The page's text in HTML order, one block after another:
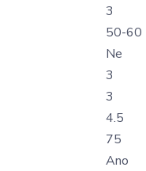
3
50-60
Ne
3
3
4.5
75
Ano